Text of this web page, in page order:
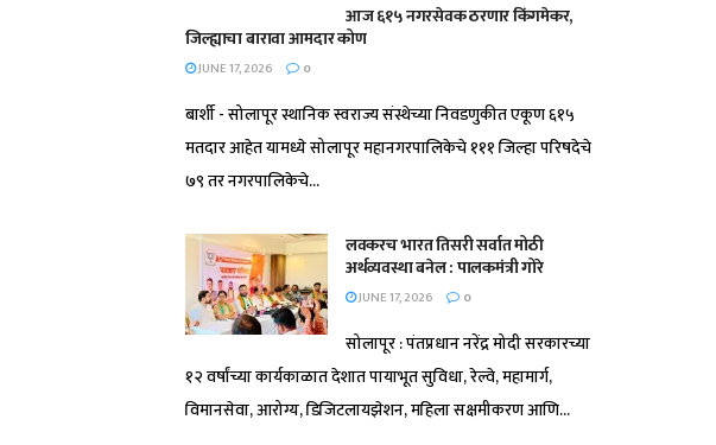
आज ६१५ नगरसेवक ठरणार किंगमेकर,
जिल्ह्याचा बारावा आमदार कोण
JUNE 17, 2026 0
बार्शी - सोलापूर स्थानिक स्वराज्य संस्थेच्या निवडणुकीत एकूण ६१५
मतदार आहेत यामध्ये सोलापूर महानगरपालिकेचे १११ जिल्हा परिषदेचे
७९ तर नगरपालिकेचे...
लवकरच भारत तिसरी सर्वात मोठी
अर्थव्यवस्था बनेल : पालकमंत्री गोरे
JUNE 17, 2026 0
सोलापूर : पंतप्रधान नरेंद्र मोदी सरकारच्या
१२ वर्षांच्या कार्यकाळात देशात पायाभूत सुविधा, रेल्वे, महामार्ग,
विमानसेवा, आरोग्य, डिजिटलायझेशन, महिला सक्षमीकरण आणि...